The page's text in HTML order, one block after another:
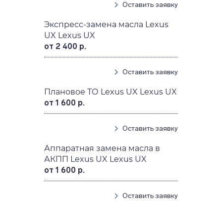
Оставить заявку
Экспресс-замена масла Lexus
UX Lexus UX
от 2 400 р.
Оставить заявку
Плановое ТО Lexus UX Lexus UX
от 1 600 р.
Оставить заявку
Аппаратная замена масла в
АКПП Lexus UX Lexus UX
от 1 600 р.
Оставить заявку